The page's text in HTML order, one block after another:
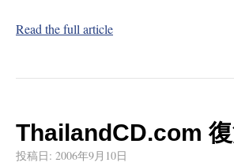
Read the full article
ThailandCD.com
投稿日: 2006年9月10日